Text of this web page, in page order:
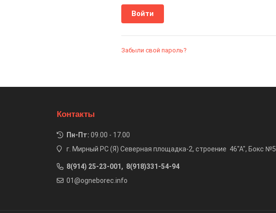
Забыли свой пароль?
Контакты
Пн-Пт: 09.00 - 17.00
г. Мирный РС (Я) Северная площадка-2, строение 46"А", Бокс №5
8(914) 25-23-001, 8(918)331-54-94
01@ogneborec.info